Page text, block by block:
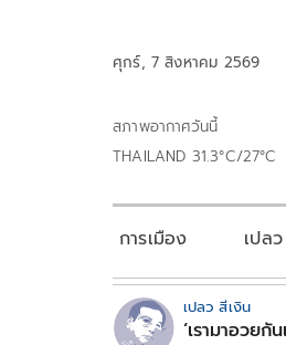
ศุกร์, 7 สิงหาคม 2569
สภาพอากาศวันนี้
THAILAND 31.3°C/27°C
การเมือง เปล
เปลว สีเงิน
‘เรามาอวยกัน